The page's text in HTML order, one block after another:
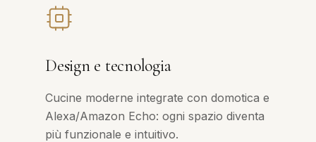
Design e tecnologia
Cucine moderne integrate con domotica e
Alexa/Amazon Echo: ogni spazio diventa
più funzionale e intuitivo.